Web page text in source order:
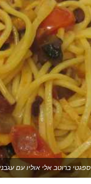
ספגטי ברוטב אלי אוליו עם